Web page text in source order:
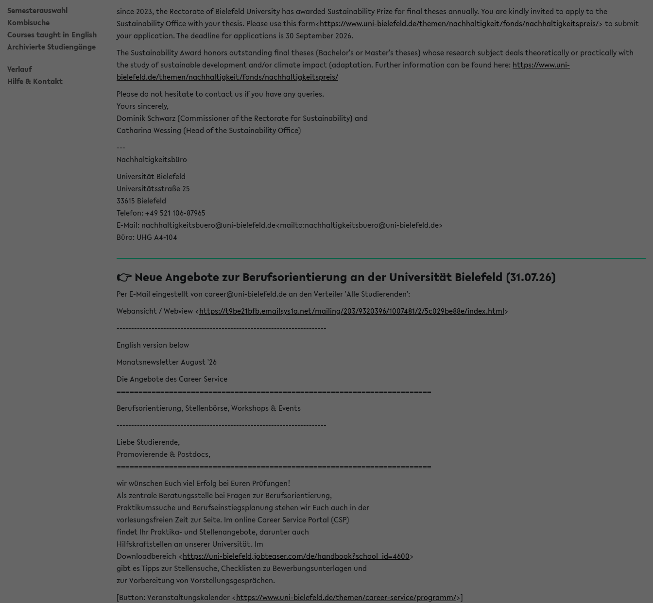
Semesterauswahl
Kombisuche
Courses taught in English
Archivierte Studiengänge
Verlauf
Hilfe & Kontakt
since 2023, the Rectorate of Bielefeld University has awarded Sustainability Prize for final theses annually. You are kindly invited to apply to the
Sustainability Office with your thesis. Please use this form<https://www.uni-bielefeld.de/themen/nachhaltigkeit/fonds/nachhaltigkeitspreis/> to submit
your application. The deadline for applications is 30 September 2026.
The Sustainability Award honors outstanding final theses (Bachelor's or Master's theses) whose research subject deals theoretically or practically with
the study of sustainable development and/or climate impact (adaptation. Further information can be found here: https://www.uni-
bielefeld.de/themen/nachhaltigkeit/fonds/nachhaltigkeitspreis/
Please do not hesitate to contact us if you have any queries.
Yours sincerely,
Dominik Schwarz (Commissioner of the Rectorate for Sustainability) and
Catharina Wessing (Head of the Sustainability Office)
---
Nachhaltigkeitsbüro
Universität Bielefeld
Universitätsstraße 25
33615 Bielefeld
Telefon: +49 521 106-87965
E-Mail: nachhaltigkeitsbuero@uni-bielefeld.de<mailto:nachhaltigkeitsbuero@uni-bielefeld.de>
Büro: UHG A4-104
👉 Neue Angebote zur Berufsorientierung an der Universität Bielefeld (31.07.26)
Per E-Mail eingestellt von career@uni-bielefeld.de an den Verteiler 'Alle Studierenden':
Webansicht / Webview <https://t9be21bfb.emailsys1a.net/mailing/203/9320396/1007481/2/5c029be88e/index.html>
------------------------------------------------------------------------
English version below
Monatsnewsletter August '26
Die Angebote des Career Service
========================================================================
Berufsorientierung, Stellenbörse, Workshops & Events
------------------------------------------------------------------------
Liebe Studierende,
Promovierende & Postdocs,
========================================================================
wir wünschen Euch viel Erfolg bei Euren Prüfungen!
Als zentrale Beratungsstelle bei Fragen zur Berufsorientierung,
Praktikumssuche und Berufseinstiegsplanung stehen wir Euch auch in der
vorlesungsfreien Zeit zur Seite. Im online Career Service Portal (CSP)
findet Ihr Praktika- und Stellenangebote, darunter auch
Hilfskraftstellen an unserer Universität. Im
Downloadbereich <https://uni-bielefeld.jobteaser.com/de/handbook?school_id=4600>
gibt es Tipps zur Stellensuche, Checklisten zu Bewerbungsunterlagen und
zur Vorbereitung von Vorstellungsgesprächen.
[Button: Veranstaltungskalender <https://www.uni-bielefeld.de/themen/career-service/programm/>]